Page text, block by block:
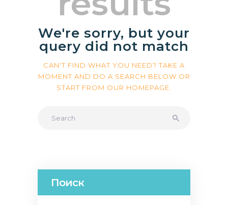
We're sorry, but your
query did not match
CAN'T FIND WHAT YOU NEED? TAKE A
MOMENT AND DO A SEARCH BELOW OR
START FROM OUR HOMEPAGE
Поиск